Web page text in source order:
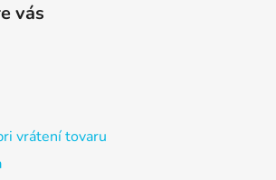
vás
vrátení tovaru